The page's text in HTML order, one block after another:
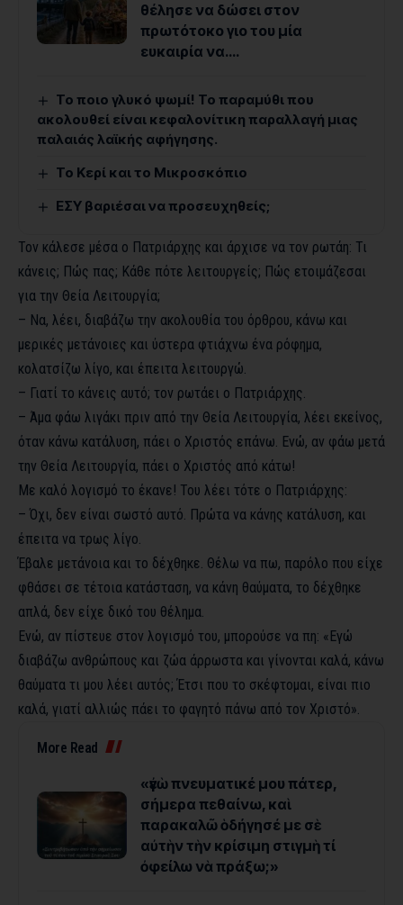
θέλησε να δώσει στον
πρωτότοκο γιο του μία
ευκαιρία να….
Το ποιο γλυκό ψωμί! Το παραμύθι που
ακολουθεί είναι κεφαλονίτικη παραλλαγή μιας
παλαιάς λαϊκής αφήγησης.
Το Κερί και το Μικροσκόπιο
ΕΣΥ βαριέσαι να προσευχηθείς;
Τον κάλεσε μέσα ο Πατριάρχης και άρχισε να τον ρωτάη: Τι
κάνεις; Πώς πας; Κάθε πότε λειτουργείς; Πώς ετοιμάζεσαι
για την Θεία Λειτουργία;
– Να, λέει, διαβάζω την ακολουθία του όρθρου, κάνω και
μερικές μετάνοιες και ύστερα φτιάχνω ένα ρόφημα,
κολατσίζω λίγο, και έπειτα λειτουργώ.
– Γιατί το κάνεις αυτό; τον ρωτάει ο Πατριάρχης.
– Άμα φάω λιγάκι πριν από την Θεία Λειτουργία, λέει εκείνος,
όταν κάνω κατάλυση, πάει ο Χριστός επάνω. Ενώ, αν φάω μετά
την Θεία Λειτουργία, πάει ο Χριστός από κάτω!
Με καλό λογισμό το έκανε! Του λέει τότε ο Πατριάρχης:
– Όχι, δεν είναι σωστό αυτό. Πρώτα να κάνης κατάλυση, και
έπειτα να τρως λίγο.
Έβαλε μετάνοια και το δέχθηκε. Θέλω να πω, παρόλο που είχε
φθάσει σε τέτοια κατάσταση, να κάνη θαύματα, το δέχθηκε
απλά, δεν είχε δικό του θέλημα.
Ενώ, αν πίστευε στον λογισμό του, μπορούσε να πη: «Εγώ
διαβάζω ανθρώπους και ζώα άρρωστα και γίνονται καλά, κάνω
θαύματα τι μου λέει αυτός; Έτσι που το σκέφτομαι, είναι πιο
καλά, γιατί αλλιώς πάει το φαγητό πάνω από τον Χριστό».
More Read
«ἐγὼ πνευματικέ μου πάτερ,
σήμερα πεθαίνω, καὶ
παρακαλῶ ὁδήγησέ με σὲ
αὐτὴν τὴν κρίσιμη στιγμὴ τί
ὀφείλω νὰ πράξω;»